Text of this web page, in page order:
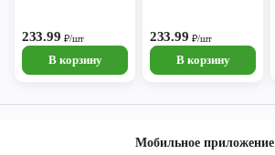
233.99 ₽/шт
В корзину
233.99 ₽/шт
В корзину
Мобильное приложение